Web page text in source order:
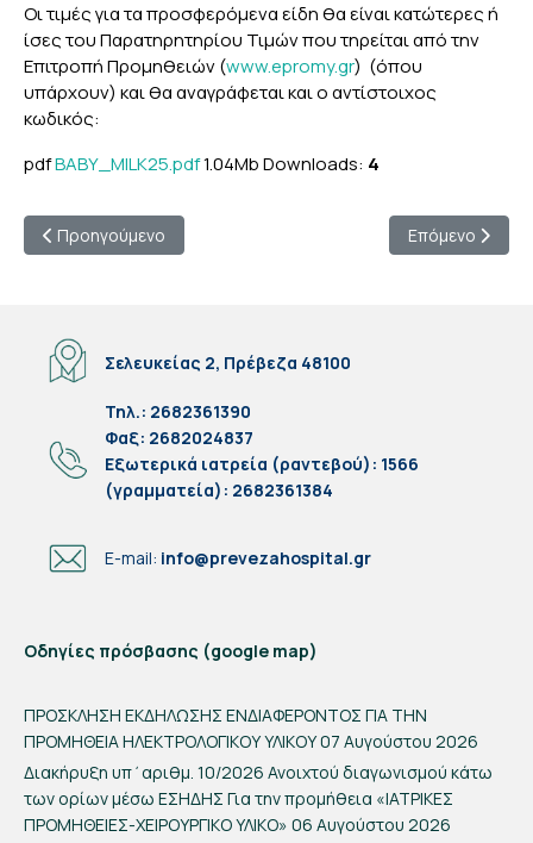
Οι τιμές για τα προσφερόμενα είδη θα είναι κατώτερες ή
ίσες του Παρατηρητηρίου Τιμών που τηρείται από την
Επιτροπή Προμηθειών (www.epromy.gr) (όπου
υπάρχουν) και θα αναγράφεται και ο αντίστοιχος
κωδικός:
pdfBABY_MILK25.pdf1.04MbDownloads: 4
Προηγούμενο άρθρο: Πρόσκληση ενδιαφέροντος για την
Προηγούμενο Επόμενο
Επόμενο
Σελευκείας 2, Πρέβεζα 48100
Τηλ.: 2682361390
Φαξ: 2682024837
Eξωτερικά ιατρεία (ραντεβού): 1566
(γραμματεία): 2682361384
E-mail: info@prevezahospital.gr
Οδηγίες πρόσβασης (google map)
ΠΡΟΣΚΛΗΣΗ ΕΚΔΗΛΩΣΗΣ ΕΝΔΙΑΦΕΡΟΝΤΟΣ ΓΙΑ ΤΗΝ
ΠΡΟΜΗΘΕΙΑ ΗΛΕΚΤΡΟΛΟΓΙΚΟΥ ΥΛΙΚΟΥ07 Αυγούστου 2026
Διακήρυξη υπ΄αριθμ. 10/2026 Ανοιχτού διαγωνισμού κάτω
των ορίων μέσω ΕΣΗΔΗΣ Για την προμήθεια «ΙΑΤΡΙΚΕΣ
ΠΡΟΜΗΘΕΙΕΣ-ΧΕΙΡΟΥΡΓΙΚΟ ΥΛΙΚΟ» 06 Αυγούστου 2026